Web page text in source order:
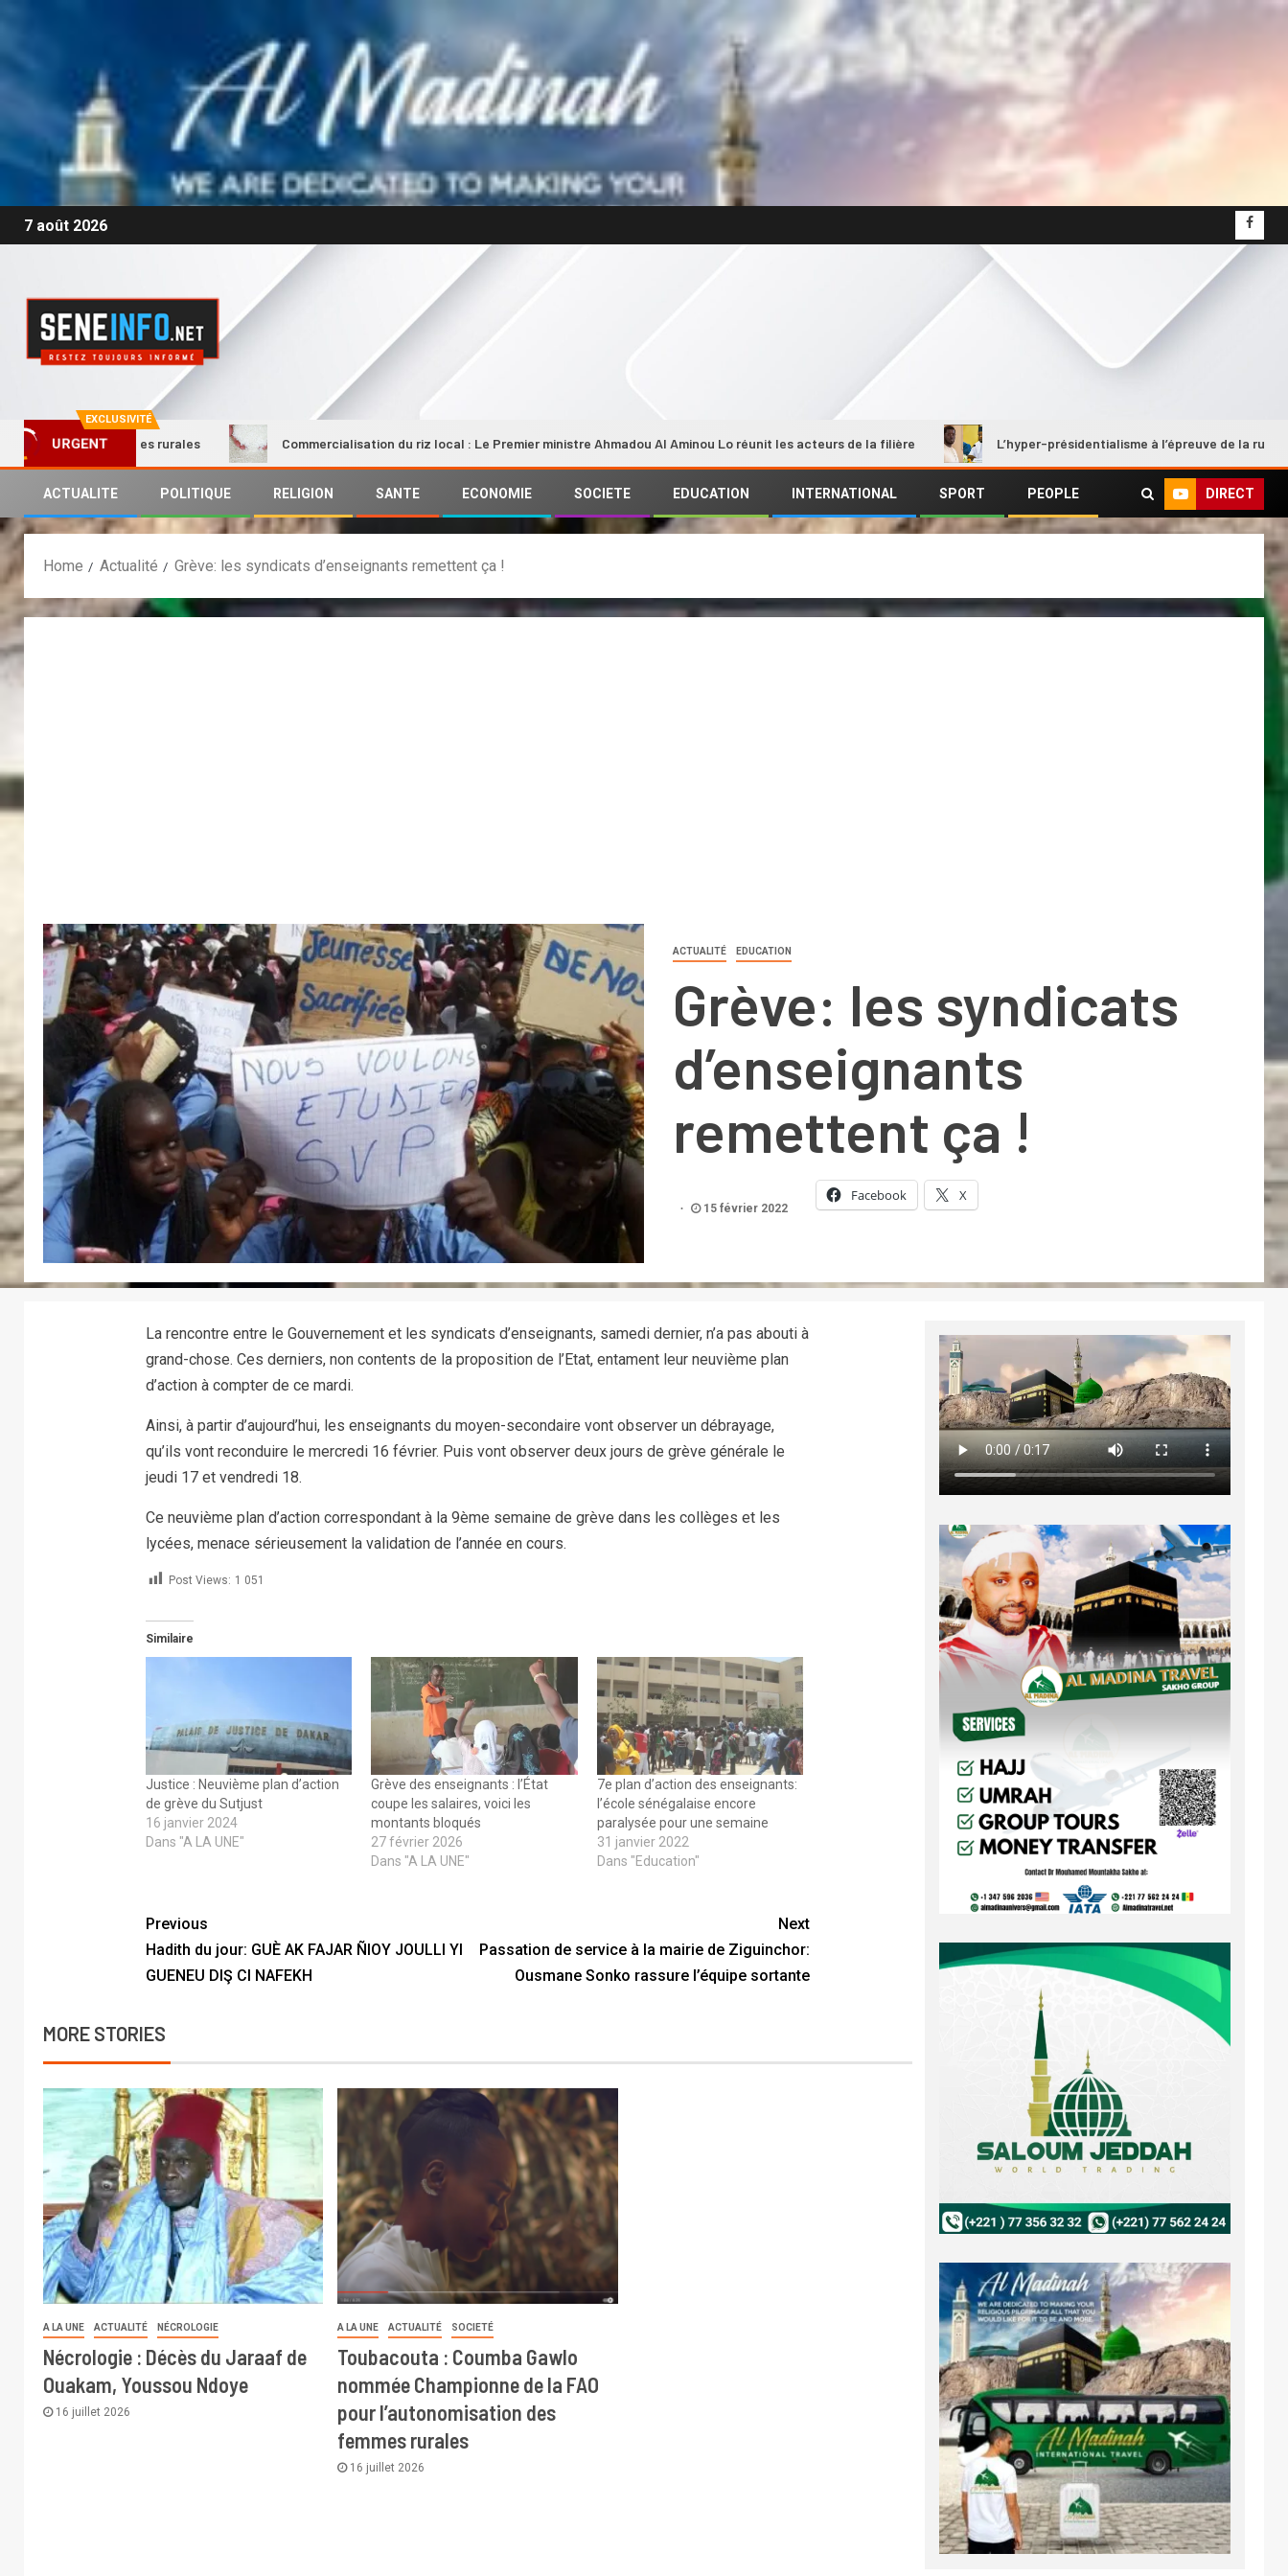
7 août 2026
EXCLUSIVITÉ
URGENT
des femmes rurales Commercialisation du riz local : Le Premier ministre Ahmadou Al Aminou Lo réunit les acteurs de la filière L’hyper-présidentialisme à l’épreuve de la rupture
ACTUALITE POLITIQUE RELIGION SANTE ECONOMIE SOCIETE EDUCATION INTERNATIONAL SPORT PEOPLE DIRECT
Home Actualité Grève: les syndicats d’enseignants remettent ça !
ACTUALITÉ EDUCATION
Grève: les syndicats
d’enseignants
remettent ça !
15 février 2022
Facebook X
La rencontre entre le Gouvernement et les syndicats d’enseignants, samedi dernier, n’a pas abouti à
grand-chose. Ces derniers, non contents de la proposition de l’Etat, entament leur neuvième plan
d’action à compter de ce mardi.
Ainsi, à partir d’aujourd’hui, les enseignants du moyen-secondaire vont observer un débrayage,
qu’ils vont reconduire le mercredi 16 février. Puis vont observer deux jours de grève générale le
jeudi 17 et vendredi 18.
Ce neuvième plan d’action correspondant à la 9ème semaine de grève dans les collèges et les
lycées, menace sérieusement la validation de l’année en cours.
Post Views: 1 051
Similaire
Justice : Neuvième plan d’action
de grève du Sutjust
16 janvier 2024
Dans "A LA UNE"
Grève des enseignants : l’État
coupe les salaires, voici les
montants bloqués
27 février 2026
Dans "A LA UNE"
7e plan d’action des enseignants:
l’école sénégalaise encore
paralysée pour une semaine
31 janvier 2022
Dans "Education"
Previous
Hadith du jour: GUÈ AK FAJAR ÑIOY JOULLI YI
GUENEU DIŞ CI NAFEKH
Next
Passation de service à la mairie de Ziguinchor:
Ousmane Sonko rassure l’équipe sortante
MORE STORIES
A LA UNE ACTUALITÉ NÉCROLOGIE
Nécrologie : Décès du Jaraaf de
Ouakam, Youssou Ndoye
16 juillet 2026
A LA UNE ACTUALITÉ SOCIETÉ
Toubacouta : Coumba Gawlo
nommée Championne de la FAO
pour l’autonomisation des
femmes rurales
16 juillet 2026